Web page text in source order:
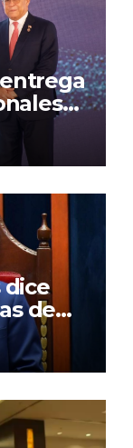
de
y
dice
de